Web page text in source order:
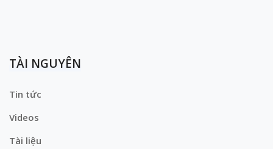
TÀI NGUYÊN
Tin tức
Videos
Tài liệu